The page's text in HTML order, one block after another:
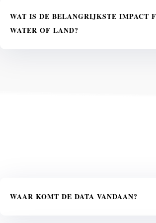
WAT IS DE BELANGRIJKSTE IMPACT
WATER OF LAND?
WAAR KOMT DE DATA VANDAAN?